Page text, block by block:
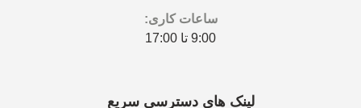
ساعات کاری:
9:00 تا 17:00
لینک های دسترسی سریع